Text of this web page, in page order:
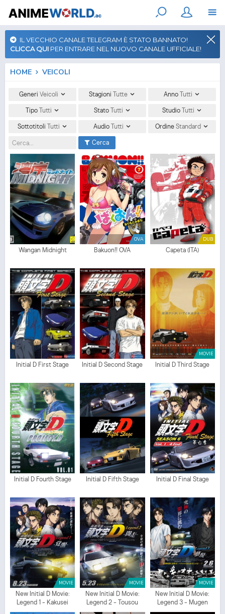
IL VECCHIO CANALE TELEGRAM È STATO BANNATO!
CLICCA QUI PER ENTRARE NEL NUOVO CANALE UFFICIALE!
HOME VEICOLI
Generi Veicoli StagioniTutte AnnoTutti
Tipo Tutti Stato Tutti Studio Tutti
Sottotitoli Tutti Audio Tutti OrdineStandard
Cerca
Wangan Midnight
OVA
Bakuon!! OVA
DUB
Capeta (ITA)
Initial D First Stage Initial D Second Stage
MOVIE
Initial D Third Stage
Initial D Fourth Stage Initial D Fifth Stage Initial D Final Stage
MOVIE
New Initial D Movie:
Legend 1 - Kakusei
MOVIE
New Initial D Movie:
Legend 2 - Tousou
MOVIE
New Initial D Movie:
Legend 3 - Mugen